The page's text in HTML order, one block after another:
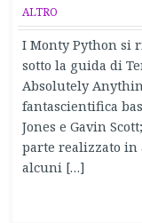
ALTRO
I Monty Python si
sotto la guida di
Absolutely
fantascientifica
Jones e Gavin
parte realizzato in
alcuni […]